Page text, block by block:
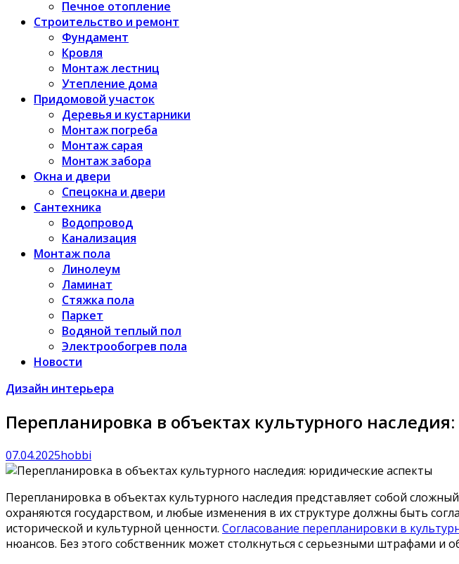
Печное отопление
Строительство и ремонт
Фундамент
Кровля
Монтаж лестниц
Утепление дома
Придомовой участок
Деревья и кустарники
Монтаж погреба
Монтаж сарая
Монтаж забора
Окна и двери
Спецокна и двери
Сантехника
Водопровод
Канализация
Монтаж пола
Линолеум
Ламинат
Стяжка пола
Паркет
Водяной теплый пол
Электрообогрев пола
Новости
Дизайн интерьера
Перепланировка в объектах культурного
07.04.2025hobbi
Перепланировка в объектах культурного наследия представляет собой
охраняются государством, и любые изменения в их структуре должны быть
исторической и культурной ценности. Согласование перепланировки в
нюансов. Без этого собственник может столкнуться с серьезными штрафами и